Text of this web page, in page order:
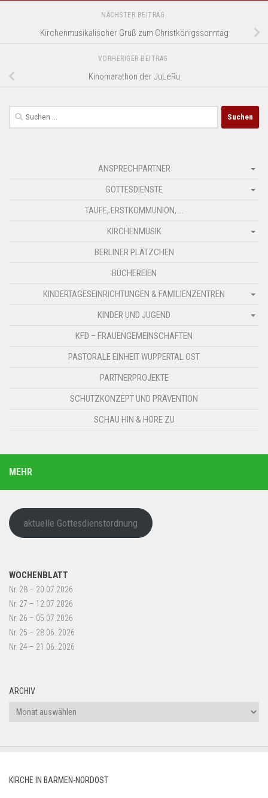
NÄCHSTER BEITRAG
Kirchenmusikalischer Gruß zum Christkönigssonntag
VORHERIGER BEITRAG
Kinomarathon der JuLeRu
Suchen
nach:
ANSPRECHPARTNER
GOTTESDIENSTE
TAUFE, ERSTKOMMUNION, …
KIRCHENMUSIK
BERLINER PLÄTZCHEN
BÜCHEREIEN
KINDERTAGESEINRICHTUNGEN & FAMILIENZENTREN
KINDER UND JUGEND
KFD – FRAUENGEMEINSCHAFTEN
PASTORALE EINHEIT WUPPERTAL OST
PARTNERPROJEKTE
SCHUTZKONZEPT UND PRÄVENTION
SCHAU HIN & HÖRE ZU
MEHR
aktuelle Gottesdienstordnung
WOCHENBLATT
Nr. 28 – 20.07.2026
Nr. 27 – 12.07.2026
Nr. 26 – 05.07.2026
Nr. 25 – 28.06..2026
Nr. 24 – 21.06..2026
ARCHIV
Archiv
KIRCHE IN BARMEN-NORDOST